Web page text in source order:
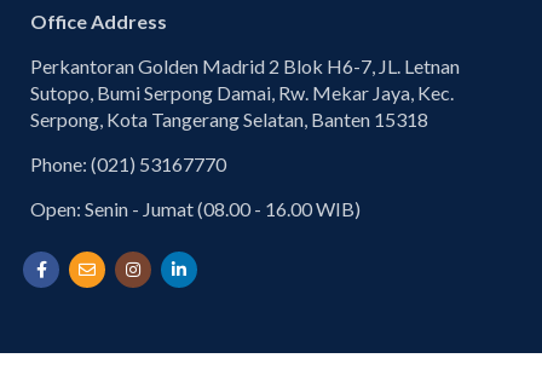
Office Address
Perkantoran Golden Madrid 2 Blok H6-7, JL. Letnan
Sutopo, Bumi Serpong Damai, Rw. Mekar Jaya, Kec.
Serpong, Kota Tangerang Selatan, Banten 15318
Phone: (021) 53167770
Open: Senin - Jumat (08.00 - 16.00 WIB)